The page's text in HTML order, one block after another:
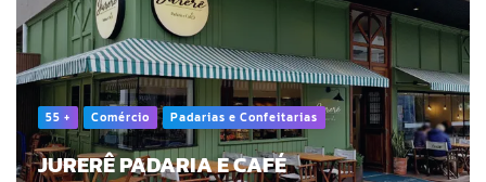
55 + Comércio Padarias e Confeitarias
JURERÊ PADARIA E CAFÉ